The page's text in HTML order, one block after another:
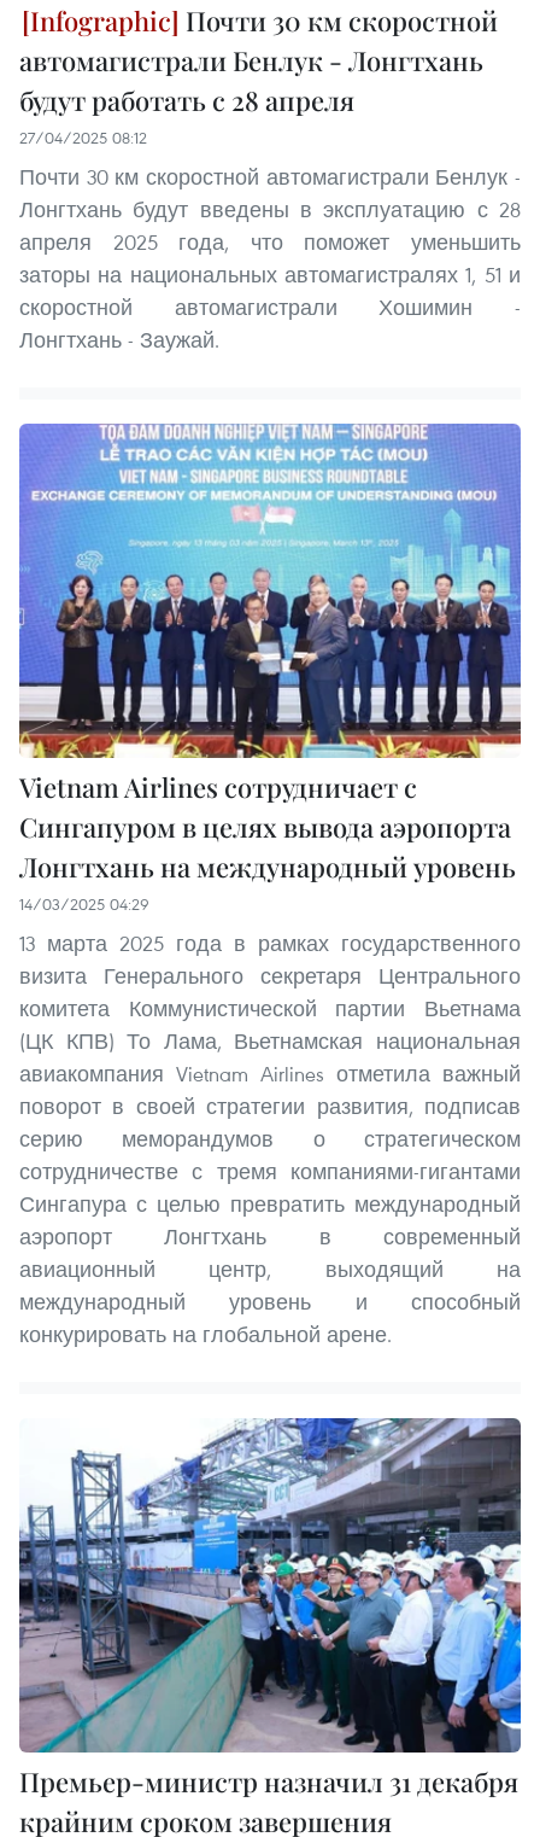
Почти 30 км скоростной
автомагистрали Бенлук - Лонгтхань
будут работать с 28 апреля
27/04/2025 08:12
Почти 30 км скоростной автомагистрали Бенлук -
Лонгтхань будут введены в эксплуатацию с 28
апреля 2025 года, что поможет уменьшить
заторы на национальных автомагистралях 1, 51 и
скоростной автомагистрали Хошимин -
Лонгтхань - Заужай.
Vietnam Airlines сотрудничает с
Сингапуром в целях вывода аэропорта
Лонгтхань на международный уровень
14/03/2025 04:29
13 марта 2025 года в рамках государственного
визита Генерального секретаря Центрального
комитета Коммунистической партии Вьетнама
(ЦК КПВ) То Лама, Вьетнамская национальная
авиакомпания Vietnam Airlines отметила важный
поворот в своей стратегии развития, подписав
серию меморандумов о стратегическом
сотрудничестве с тремя компаниями-гигантами
Сингапура с целью превратить международный
аэропорт Лонгтхань в современный
авиационный центр, выходящий на
международный уровень и способный
конкурировать на глобальной арене.
Премьер-министр назначил 31 декабря
крайним сроком завершения